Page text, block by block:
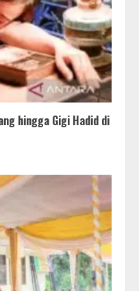
hingga Gigi Hadid di